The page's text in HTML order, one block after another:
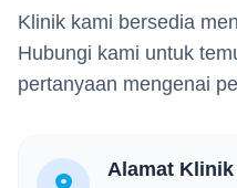
Klinik kami bersedia
Hubungi kami untuk
pertanyaan mengenai
Alamat Klinik